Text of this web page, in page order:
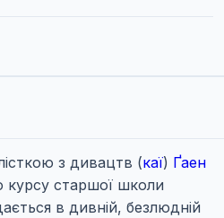
з дивацтв (каї) Ґаен
курсу старшої школи
в дивній, безлюдній